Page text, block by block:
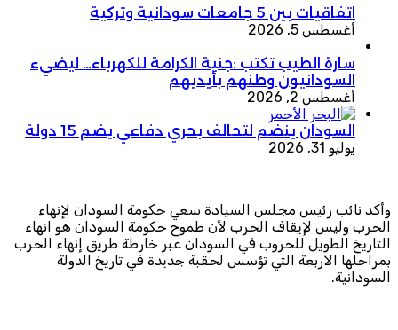
اتفاقيات بين 5 جامعات سودانية وتركية
أغسطس 5, 2026
سارة الطيب تكتب :جنية الكرامة للكهرباء… ليضيء
السودانيون وطنهم بأيديهم
أغسطس 2, 2026
السودان ينضم لتحالف بحري دفاعي يضم 15 دولة
يوليو 31, 2026
و‏أكد نائب رئيس مجلس السيادة سعي حكومة السودان لإنهاء
الحرب وليس لإيقاف الحرب لأن طموح حكومة السودان هو انهاء
التاريخ الطويل للحروب في السودان عبر خارطة طريق إنهاء الحرب
بمراحلها الاربعة التي تؤسس لحقبة جديدة في تاريخ الدولة
السودانية.